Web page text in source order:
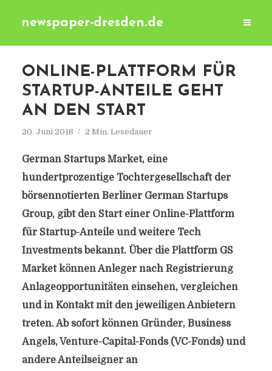
newspaper-dresden.de
ONLINE-PLATTFORM FÜR
STARTUP-ANTEILE GEHT
AN DEN START
20. Juni 2018 2 Min. Lesedauer
German Startups Market, eine
hundertprozentige Tochtergesellschaft der
börsennotierten Berliner German Startups
Group, gibt den Start einer Online-Plattform
für Startup-Anteile und weitere Tech
Investments bekannt. Über die Plattform GS
Market können Anleger nach Registrierung
Anlageopportunitäten einsehen, vergleichen
und in Kontakt mit den jeweiligen Anbietern
treten. Ab sofort können Gründer, Business
Angels, Venture-Capital-Fonds (VC-Fonds) und
andere Anteilseigner an